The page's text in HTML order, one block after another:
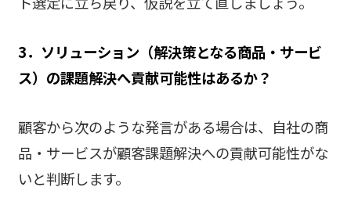
3．ソリューション（解決策となる商品・サービ
ス）の課題解決へ貢献可能性はあるか？
顧客から次のような発言がある場合は、自社の商
品・サービスが顧客課題解決への貢献可能性がな
いと判断します。